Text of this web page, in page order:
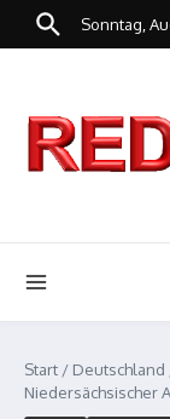
Zum Inhalt springen
Sonntag,
Start / Deutschland
Niedersächsischer